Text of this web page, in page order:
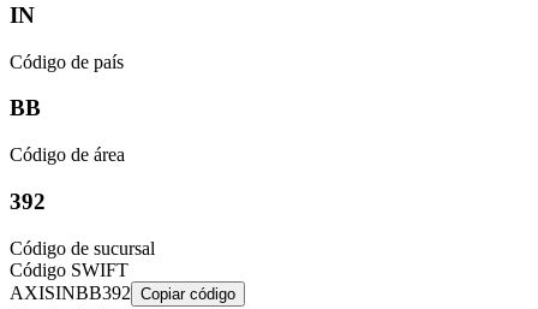
IN
Código de país
BB
Código de área
392
Código de sucursal
Código SWIFT
AXISINBB392 Copiar código